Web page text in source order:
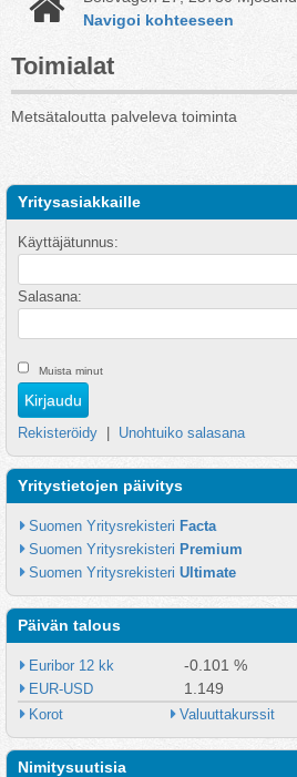
Navigoi kohteeseen
Toimialat
Metsätaloutta palveleva toiminta
Yritysasiakkaille
Käyttäjätunnus:
Salasana:
Muista minut
Rekisteröidy Unohtuiko salasana
Yritystietojen päivitys
Suomen Yritysrekisteri Facta
Suomen Yritysrekisteri Premium
Suomen Yritysrekisteri Ultimate
Päivän talous
Euribor 12 kk -0.101 %
EUR-USD 1.149
Korot Valuuttakurssit
Nimitysuutisia